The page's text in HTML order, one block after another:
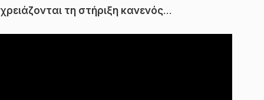
χρειάζονται τη στήριξη κανενός…